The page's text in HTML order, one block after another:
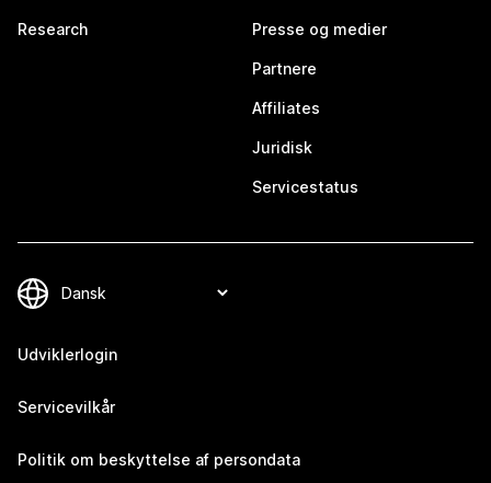
Research Presse og medier
Partnere
Affiliates
Juridisk
Servicestatus
Udviklerlogin
Servicevilkår
Politik om beskyttelse af persondata